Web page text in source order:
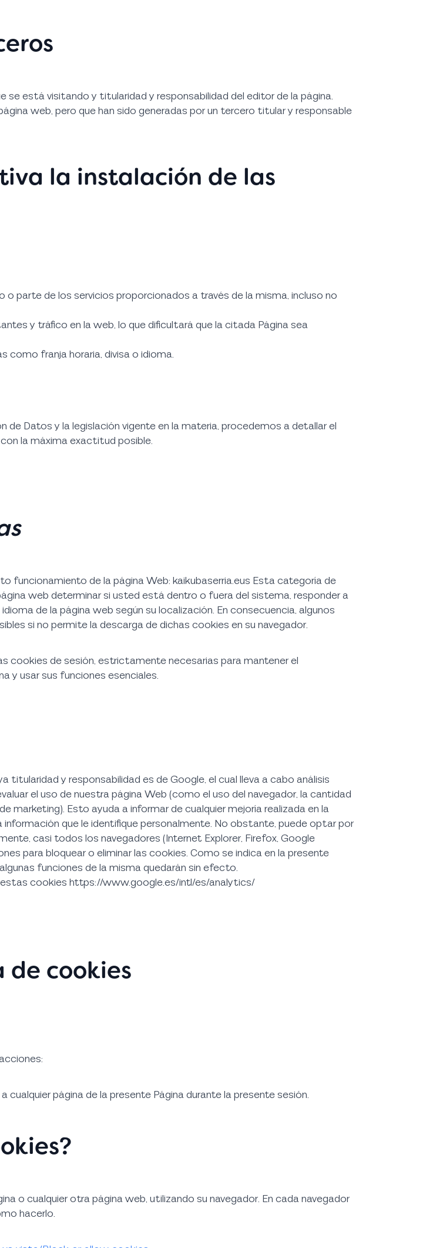
se está visitando y titularidad y responsabilidad del editor de la página.
web, pero que han sido generadas por un tercero titular y responsable
la instalación de las
parte de los servicios proporcionados a través de la misma, incluso no
y tráfico en la web, lo que dificultará que la citada Página sea
como franja horaria, divisa o idioma.
de Datos y la legislación vigente en la materia, procedemos a detallar el
la máxima exactitud posible.
funcionamiento de la página Web: kaikubaserria.eus Esta categoría de
web determinar si usted está dentro o fuera del sistema, responder a
de la página web según su localización. En consecuencia, algunos
si no permite la descarga de dichas cookies en su navegador.
de sesión, estrictamente necesarias para mantener el
y usar sus funciones esenciales.
titularidad y responsabilidad es de Google, el cual lleva a cabo análisis
el uso de nuestra página Web (como el uso del navegador, la cantidad
marketing). Esto ayuda a informar de cualquier mejoría realizada en la
que le identifique personalmente. No obstante, puede optar por
casi todos los navegadores (Internet Explorer, Firefox, Google
para bloquear o eliminar las cookies. Como se indica en la presente
funciones de la misma quedarán sin efecto.
cookies https://www.google.es/intl/es/analytics/
cookies
página de la presente Página durante la presente sesión.
o cualquier otra página web, utilizando su navegador. En cada navegador
hacerlo.